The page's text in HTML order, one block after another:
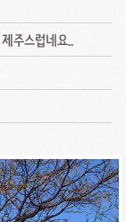
주스럽네요..